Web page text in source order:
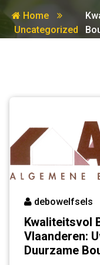
Home
Uncategorized
debowelfsels
Kwaliteitsvol
Vlaanderen:
Duurzame